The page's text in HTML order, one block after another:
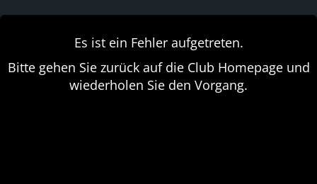
Es ist ein Fehler aufgetreten.
Bitte gehen Sie zurück auf die Club Homepage und
wiederholen Sie den Vorgang.